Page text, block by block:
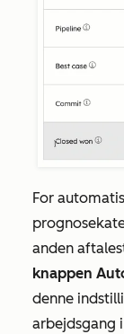
For
anden
knappen
denne
arbejdsgang